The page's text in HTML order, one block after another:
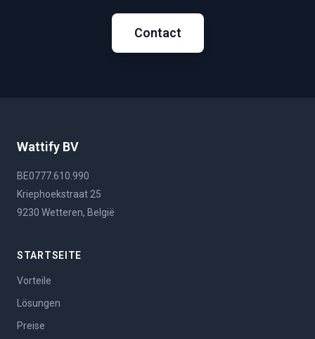
Contact
Wattify BV
BE0777.610.990
Kriephoekstraat 25
9230 Wetteren, België
STARTSEITE
Vorteile
Lösungen
Preise